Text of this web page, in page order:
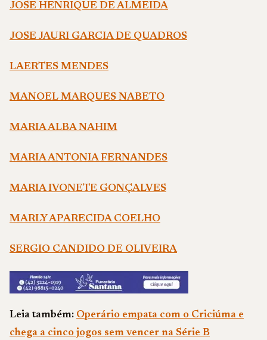
JOSE HENRIQUE DE ALMEIDA
JOSE JAURI GARCIA DE QUADROS
LAERTES MENDES
MANOEL MARQUES NABETO
MARIA ALBA NAHIM
MARIA ANTONIA FERNANDES
MARIA IVONETE GONÇALVES
MARLY APARECIDA COELHO
SERGIO CANDIDO DE OLIVEIRA
Leia também: Operário empata com o Criciúma e
chega a cinco jogos sem vencer na Série B